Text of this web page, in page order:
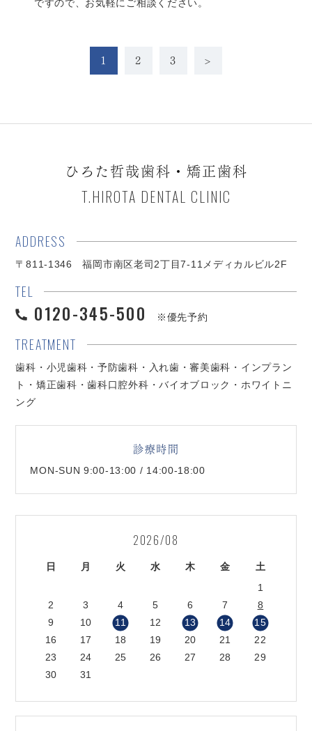
ですので、お気軽にご相談ください。
1 2 3 >
ひろた哲哉歯科・矯正歯科
T.HIROTA DENTAL CLINIC
ADDRESS
〒811-1346 福岡市南区老司2丁目7-11メディカルビル2F
TEL
0120-345-500 ※優先予約
TREATMENT
歯科・小児歯科・予防歯科・入れ歯・審美歯科・インプラン
ト・矯正歯科・歯科口腔外科・バイオブロック・ホワイトニ
ング
診療時間
MON-SUN 9:00-13:00 / 14:00-18:00
2026/08
日 月 火 水 木 金
土
1
2
3 4 5 6 7
8
9
10 11 12 13 14
15
16
17 18 19 20 21
22
23
24 25 26 27 28
29
30
31